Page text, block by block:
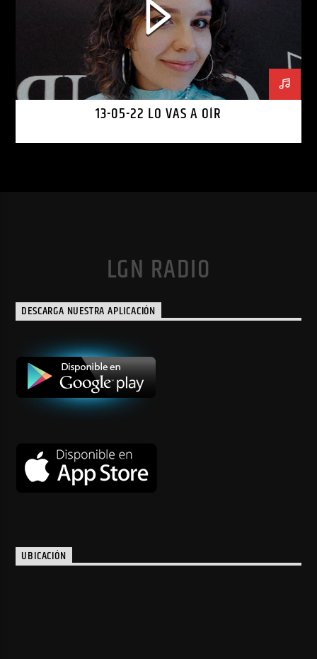
13-05-22 LO VAS A OÍR
LGN RADIO
DESCARGA NUESTRA APLICACIÓN
UBICACIÓN